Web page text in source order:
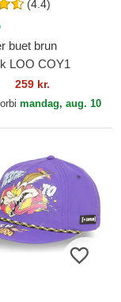
(4.4)
buet brun
LOO COY1
Tunes af
259 kr.
mandag, aug. 10